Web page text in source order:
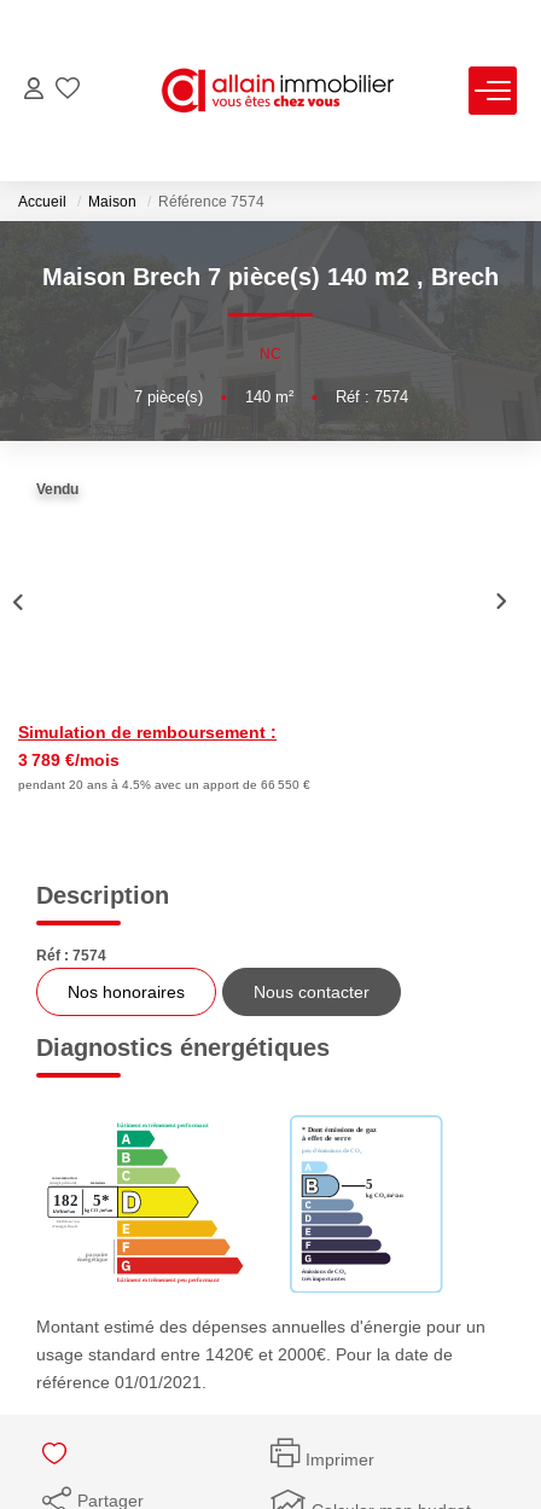
LOCATIONS
ESTIMATION
NOS AGENCES
MON COMPTE
Accueil Maison Référence 7574
Maison Brech 7 pièce(s) 140 m2 , Brech
NC
7pièce(s) • 140m² • Réf : 7574
Vendu
Simulation de remboursement :
3 789 €/mois
pendant 20 ans à 4.5% avec un apport de 66 550 €
Description
Réf : 7574
Nos honoraires Nous contacter
Diagnostics énergétiques
Montant estimé des dépenses annuelles d'énergie pour un
usage standard entre 1420€ et 2000€. Pour la date de
référence 01/01/2021.
Imprimer
Partager